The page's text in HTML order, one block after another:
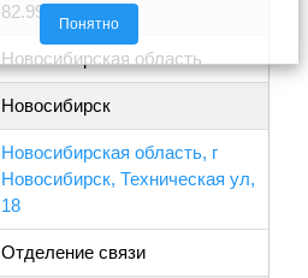
82.992196
Новосибирская область
Новосибирск
Новосибирская область, г
Новосибирск, Техническая ул,
18
Отделение связи
Понятно